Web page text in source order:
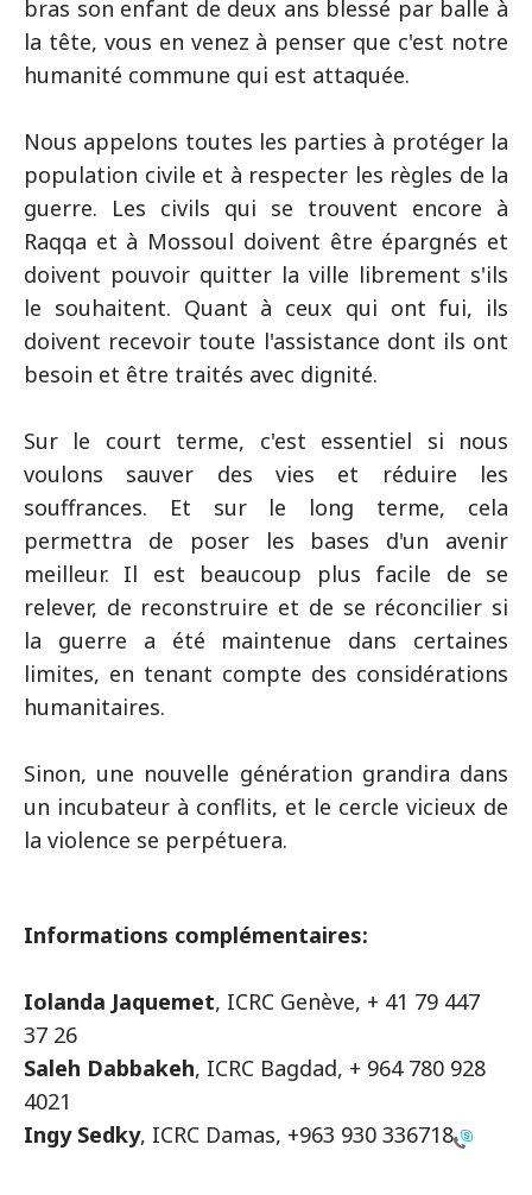
bras son enfant de deux ans blessé par balle à
la tête, vous en venez à penser que c'est notre
humanité commune qui est attaquée.
Nous appelons toutes les parties à protéger la
population civile et à respecter les règles de la
guerre. Les civils qui se trouvent encore à
Raqqa et à Mossoul doivent être épargnés et
doivent pouvoir quitter la ville librement s'ils
le souhaitent. Quant à ceux qui ont fui, ils
doivent recevoir toute l'assistance dont ils ont
besoin et être traités avec dignité.
Sur le court terme, c'est essentiel si nous
voulons sauver des vies et réduire les
souffrances. Et sur le long terme, cela
permettra de poser les bases d'un avenir
meilleur. Il est beaucoup plus facile de se
relever, de reconstruire et de se réconcilier si
la guerre a été maintenue dans certaines
limites, en tenant compte des considérations
humanitaires.
Sinon, une nouvelle génération grandira dans
un incubateur à conflits, et le cercle vicieux de
la violence se perpétuera.
Informations complémentaires:
Iolanda Jaquemet, ICRC Genève, + 41 79 447
37 26
Saleh Dabbakeh, ICRC Bagdad, + 964 780 928
4021
Ingy Sedky, ICRC Damas, +963 930 336718